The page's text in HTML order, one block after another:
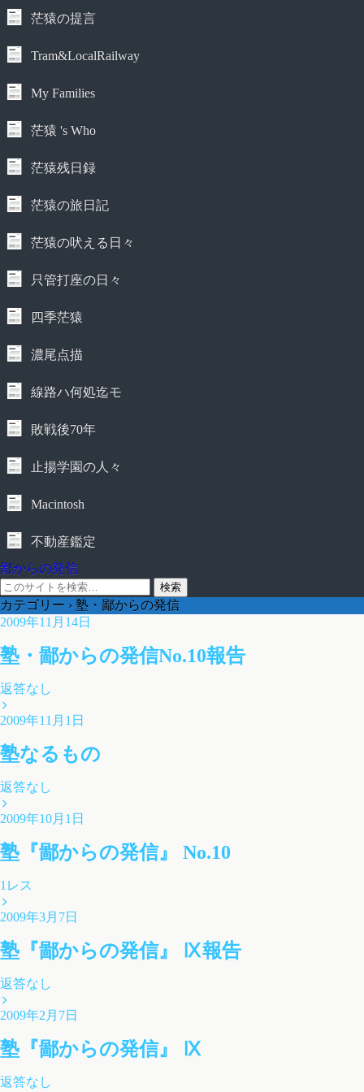
茫猿の提言
Tram&LocalRailway
My Families
茫猿 's Who
茫猿残日録
茫猿の旅日記
茫猿の吠える日々
只管打座の日々
四季茫猿
濃尾点描
線路ハ何処迄モ
敗戦後70年
止揚学園の人々
Macintosh
不動産鑑定
鄙からの発信
カテゴリー › 塾・鄙からの発信
2009年11月14日
塾・鄙からの発信No.10報告
返答なし
2009年11月1日
塾なるもの
返答なし
2009年10月1日
塾『鄙からの発信』 No.10
1レス
2009年3月7日
塾『鄙からの発信』 Ⅸ報告
返答なし
2009年2月7日
塾『鄙からの発信』 Ⅸ
返答なし